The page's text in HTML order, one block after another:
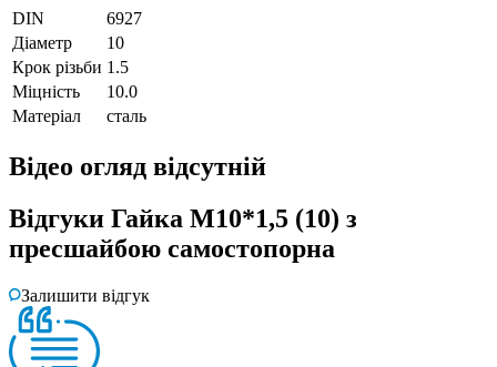
DIN
6927
Діаметр
10
Крок різьби 1.5
Міцність
10.0
Матеріал
сталь
Відео огляд відсутній
Відгуки Гайка М10*1,5 (10) з
пресшайбою самостопорна
Залишити відгук